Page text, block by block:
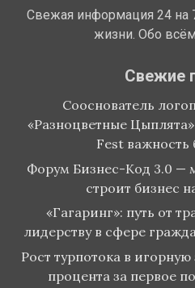
Свежая информация 24 на
жизни. Обо
Свежие
Сооснователь
«Разноцветные
Fest важность
Форум Бизнес-Код 3.0 —
строит бизнес
«Гагаринг»: путь от
лидерству в сфере
Рост турпотока в
процента за первое